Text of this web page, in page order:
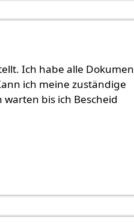
Ich habe alle
ich meine zuständige
bis ich Bescheid